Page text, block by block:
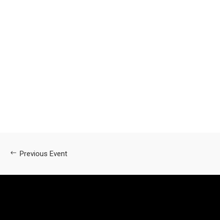
Previous Event